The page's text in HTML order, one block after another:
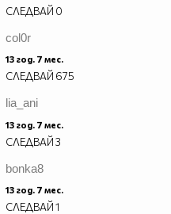
СЛЕДВАЙ 0
col0r
13 год. 7 мес.
СЛЕДВАЙ 675
lia_ani
13 год. 7 мес.
СЛЕДВАЙ3
bonka8
13 год. 7 мес.
СЛЕДВАЙ1